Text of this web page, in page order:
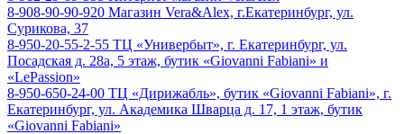
8-908-90-90-920 Магазин Vera&Alex, г.Екатеринбург, ул.
Сурикова, 37
8-950-20-55-2-55 ТЦ «Универбыт», г. Екатеринбург, ул.
Посадская д. 28а, 5 этаж, бутик «Giovanni Fabiani» и
«LePassion»
8-950-650-24-00 ТЦ «Дирижабль», бутик «Giovanni Fabiani», г.
Екатеринбург, ул. Академика Шварца д. 17, 1 этаж, бутик
«Giovanni Fabiani»